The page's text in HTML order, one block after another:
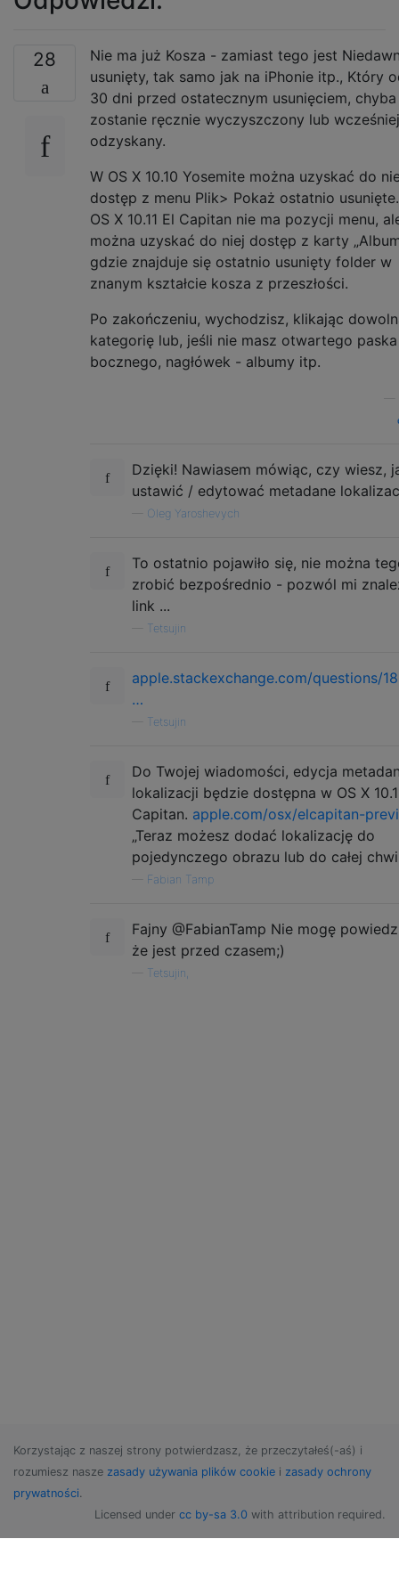
28
Nie ma już Kosza - zamiast tego jest
usunięty, tak samo jak na iPhonie itp., Który
30 dni przed ostatecznym usunięciem,
zostanie ręcznie wyczyszczony lub wcześniej
odzyskany.
W OS X 10.10 Yosemite można uzyskać do
dostęp z menu Plik> Pokaż ostatnio
OS X 10.11 El Capitan nie ma pozycji menu,
można uzyskać do niej dostęp z karty
gdzie znajduje się ostatnio usunięty folder w
znanym kształcie kosza z przeszłości.
Po zakończeniu, wychodzisz, klikając
kategorię lub, jeśli nie masz otwartego paska
bocznego, nagłówek - albumy itp.
Dzięki! Nawiasem mówiąc, czy wiesz,
ustawić / edytować metadane
Oleg Yaroshevych
To ostatnio pojawiło się, nie można
zrobić bezpośrednio - pozwól mi
link ...
Tetsujin
apple.stackexchange.com/questions/
…
Tetsujin
Do Twojej wiadomości, edycja
lokalizacji będzie dostępna w OS X
Capitan. apple.com/osx/elcapitan-
„Teraz możesz dodać lokalizację do
pojedynczego obrazu lub do całej
Fabian Tamp
Fajny @FabianTamp Nie mogę
że jest przed czasem;)
Tetsujin,
Korzystając z naszej strony potwierdzasz, że przeczytałeś(-aś) i
rozumiesz nasze zasady używania plików cookie i zasady ochrony
prywatności.
Licensed under cc by-sa 3.0 with attribution required.